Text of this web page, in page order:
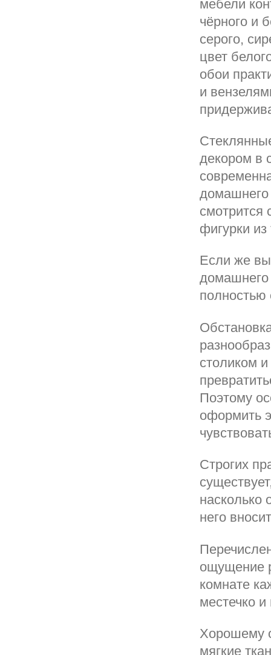
мебели
чёрного и
серого,
цвет
обои
и
декором в
домашнего
смотрится
фигурки
Если же вы
домашнего
полностью
столиком
Поэтому
оформить
Строгих
насколько
него
ощущение
комнате
местечко
Хорошему
мягкие